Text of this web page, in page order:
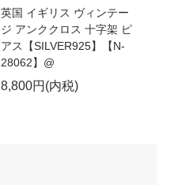
英国 イギリス ヴィンテー
ジ アンククロス 十字架 ピ
アス【SILVER925】【N-
28062】@
8,800円(内税)